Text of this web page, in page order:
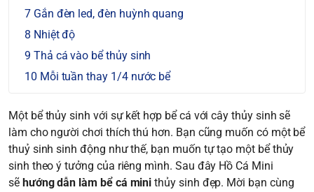
Gắn đèn led, đèn huỳnh quang
Nhiệt độ
Thả cá vào bể thủy sinh
Mỗi tuần thay 1/4 nước bể
Một bể thủy sinh với sự kết hợp bể cá với cây thủy sinh sẽ
làm cho người chơi thích thú hơn. Bạn cũng muốn có một bể
thuỷ sinh sinh động như thế, bạn muốn tự tạo một bể thủy
sinh theo ý tưởng của riêng mình. Sau đây Hồ Cá Mini
sẽ hướng dẫn làm bể cá minithủy sinh đẹp. Mời bạn cùng